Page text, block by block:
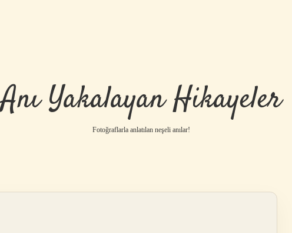
Anı Yakalayan Hikayeler
Fotoğraflarla anlatılan neşeli anılar!